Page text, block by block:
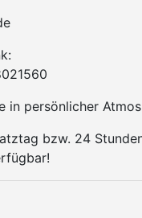
in persönlicher
bzw. 24